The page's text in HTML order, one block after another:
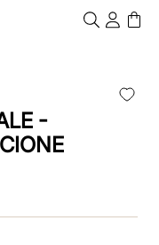
-